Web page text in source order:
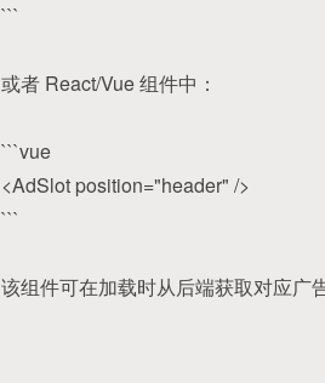
```
或者 React/Vue 组件中：
```vue
<AdSlot position="header" />
```
该组件可在加载时从后端获取对应广